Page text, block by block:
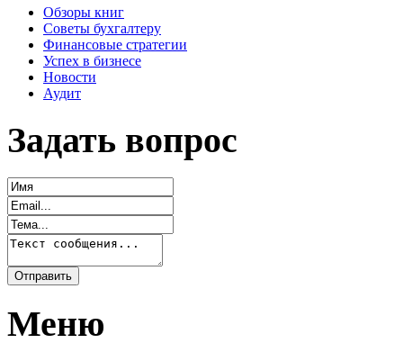
Обзоры книг
Советы бухгалтеру
Финансовые стратегии
Успех в бизнесе
Новости
Аудит
Задать вопрос
Меню